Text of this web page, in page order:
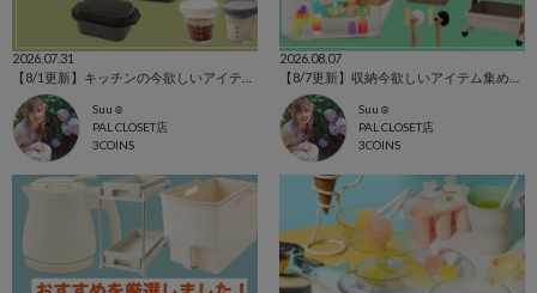
2026.07.31
Suu☺︎
PAL CLOSET店
3COINS
2026.08.07
Suu☺︎
PAL CLOSET店
3COINS